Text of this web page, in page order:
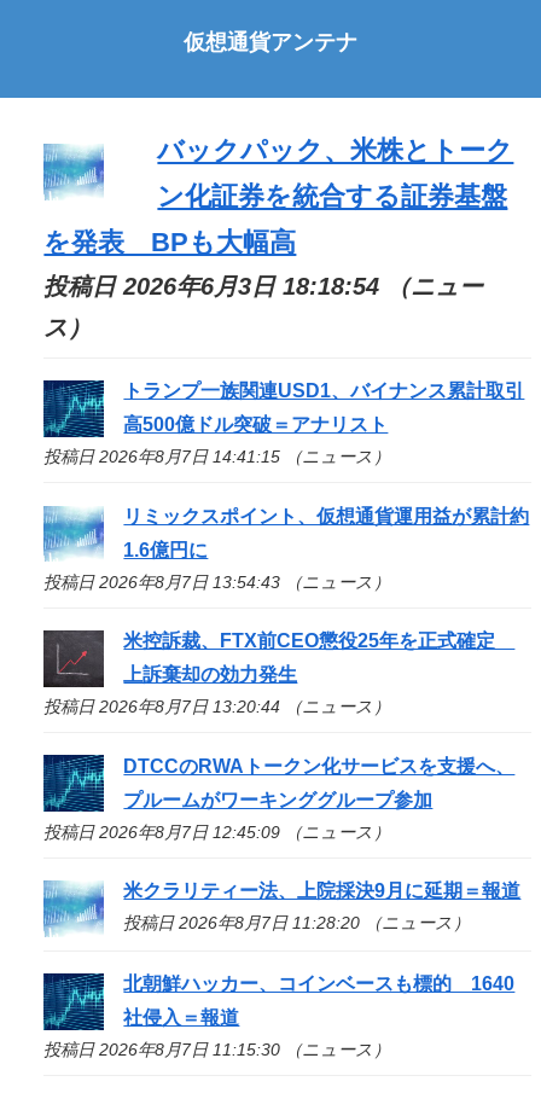
仮想通貨アンテナ
バックパック、米株とトーク
ン化証券を統合する証券基盤
を発表 BPも大幅高
投稿日 2026年6月3日 18:18:54 （ニュー
ス）
トランプ一族関連USD1、バイナンス累計取引
高500億ドル突破＝アナリスト
投稿日 2026年8月7日 14:41:15 （ニュース）
リミックスポイント、仮想通貨運用益が累計約
1.6億円に
投稿日 2026年8月7日 13:54:43 （ニュース）
米控訴裁、FTX前CEO懲役25年を正式確定
上訴棄却の効力発生
投稿日 2026年8月7日 13:20:44 （ニュース）
DTCCのRWAトークン化サービスを支援へ、
プルームがワーキンググループ参加
投稿日 2026年8月7日 12:45:09 （ニュース）
米クラリティー法、上院採決9月に延期＝報道
投稿日 2026年8月7日 11:28:20 （ニュース）
北朝鮮ハッカー、コインベースも標的 1640
社侵入＝報道
投稿日 2026年8月7日 11:15:30 （ニュース）